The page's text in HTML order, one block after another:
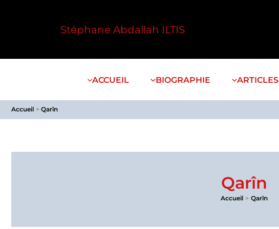
Stéphane Abdallah ILTIS
ACCUEIL BIOGRAPHIE ARTICLES
Accueil Qarîn
Qarîn
Accueil Qarîn